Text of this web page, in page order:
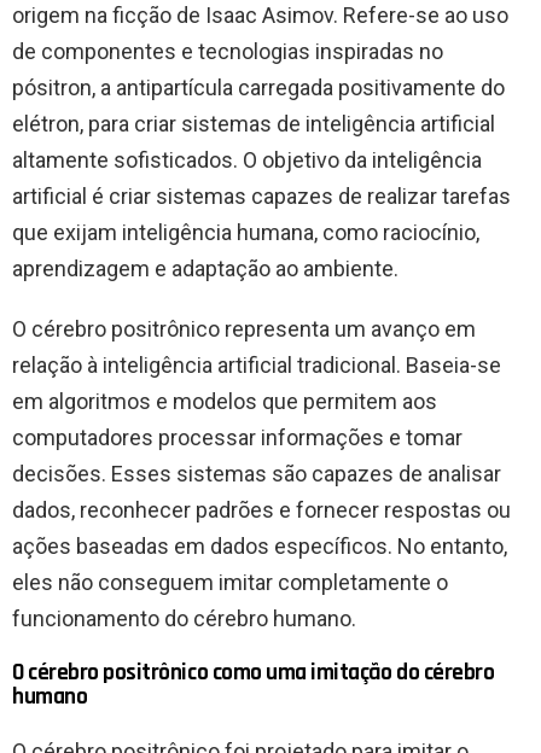
origem na ficção de Isaac Asimov. Refere-se ao uso
de componentes e tecnologias inspiradas no
pósitron, a antipartícula carregada positivamente do
elétron, para criar sistemas de inteligência artificial
altamente sofisticados. O objetivo da inteligência
artificial é criar sistemas capazes de realizar tarefas
que exijam inteligência humana, como raciocínio,
aprendizagem e adaptação ao ambiente.
O cérebro positrônico representa um avanço em
relação à inteligência artificial tradicional. Baseia-se
em algoritmos e modelos que permitem aos
computadores processar informações e tomar
decisões. Esses sistemas são capazes de analisar
dados, reconhecer padrões e fornecer respostas ou
ações baseadas em dados específicos. No entanto,
eles não conseguem imitar completamente o
funcionamento do cérebro humano.
O cérebro positrônico como uma imitação do cérebro
humano